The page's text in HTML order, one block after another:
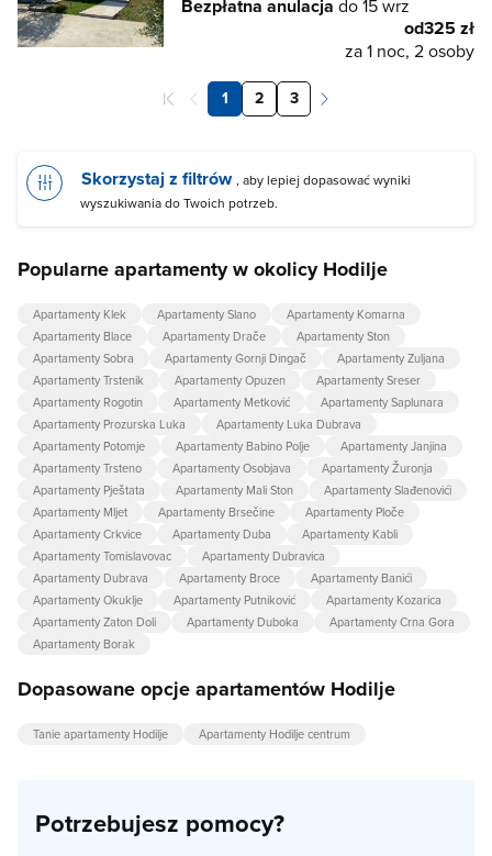
Bezpłatna anulacja do 15 wrz
od325 zł
za 1 noc, 2 osoby
1 2 3
Skorzystaj z filtrów , aby lepiej dopasować wyniki
wyszukiwania do Twoich potrzeb.
Popularne apartamenty w okolicy Hodilje
Apartamenty Klek Apartamenty Slano
Apartamenty Komarna
Apartamenty Blace
Apartamenty Drače
Apartamenty Ston
Apartamenty Sobra
Apartamenty Gornji Dingač
Apartamenty Zuljana
Apartamenty Trstenik
Apartamenty Opuzen
Apartamenty Sreser
Apartamenty Rogotin
Apartamenty Metković
Apartamenty Saplunara
Apartamenty Prozurska Luka
Apartamenty Luka Dubrava
Apartamenty Potomje
Apartamenty Babino Polje
Apartamenty Janjina
Apartamenty Trsteno
Apartamenty Osobjava
Apartamenty Žuronja
Apartamenty Pještata
Apartamenty Mali Ston
Apartamenty Slađenovići
Apartamenty Mljet
Apartamenty Brsečine
Apartamenty Ploče
Apartamenty Crkvice
Apartamenty Duba
Apartamenty Kabli
Apartamenty Tomislavovac
Apartamenty Dubravica
Apartamenty Dubrava
Apartamenty Broce
Apartamenty Banići
Apartamenty Okuklje
Apartamenty Putniković
Apartamenty Kozarica
Apartamenty Zaton Doli
Apartamenty Duboka
Apartamenty Crna Gora
Apartamenty Borak
Dopasowane opcje apartamentów Hodilje
Tanie apartamenty Hodilje Apartamenty Hodilje centrum
Potrzebujesz pomocy?